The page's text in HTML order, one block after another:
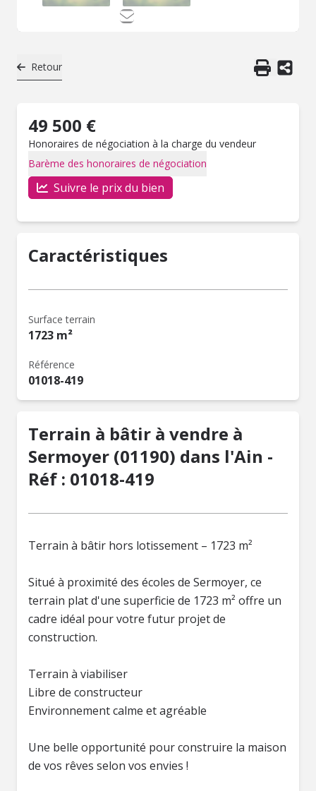
Retour
49 500 €
Honoraires de négociation à la charge du vendeur
Barème des honoraires de négociation
Suivre le prix du bien
Caractéristiques
Surface terrain
1723 m²
Référence
01018-419
Terrain à bâtir à vendre à
Sermoyer (01190) dans l'Ain -
Réf : 01018-419
Terrain à bâtir hors lotissement – 1723 m²
Situé à proximité des écoles de Sermoyer, ce
terrain plat d'une superficie de 1723 m² offre un
cadre idéal pour votre futur projet de
construction.
Terrain à viabiliser
Libre de constructeur
Environnement calme et agréable
Une belle opportunité pour construire la maison
de vos rêves selon vos envies !